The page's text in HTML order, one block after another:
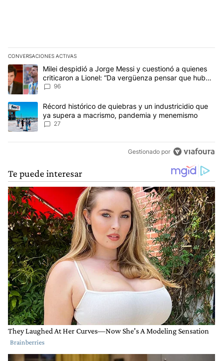
CONVERSACIONES ACTIVAS
Este listado muestra los artículos con más comentarios en los
Un artículo de tendencia con el título "Milei despidió a Jorge
Milei despidió a Jorge Messi y cuestionó a quienes
criticaron a Lionel: “Da vergüenza pensar que hubo
anti-Messi”
96
Un artículo de tendencia con el título "Récord histórico de
Récord histórico de quiebras y un industricidio que
ya supera a macrismo, pandemia y menemismo
27
Gestionado por